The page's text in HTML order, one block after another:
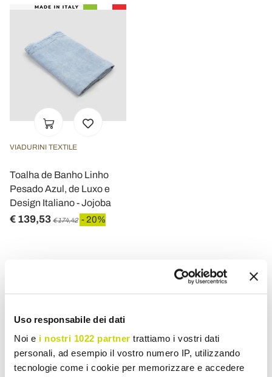
Uso responsabile dei dati
Noi e i nostri 1022 partner trattiamo i vostri dati
personali, ad esempio il vostro numero IP, utilizzando
tecnologie come i cookie per memorizzare e accedere
VIADURINI TEXTILE
Toalha de Banho Linho
Pesado Azul, de Luxo e
Design Italiano - Jojoba
€ 139,53 € 174,42 - 20%
na Itália.
Astoalhas de linhooferecidas pela Viadurini são ideais para
permitir que teus convidados e familiaressequemas mãos ou o
rosto com ummaterial finocompropriedadeshipoalergênicas